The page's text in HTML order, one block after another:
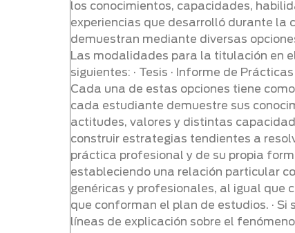
los conocimientos, capacidades,
experiencias que desarrolló durante la
demuestran mediante diversas
Las modalidades para la titulación en
siguientes: · Tesis · Informe de
Cada una de estas opciones tiene
cada estudiante demuestre sus
actitudes, valores y distintas
construir estrategias tendientes a
práctica profesional y de su propia
estableciendo una relación particular
genéricas y profesionales, al igual que
que conforman el plan de estudios. ·
líneas de explicación sobre el